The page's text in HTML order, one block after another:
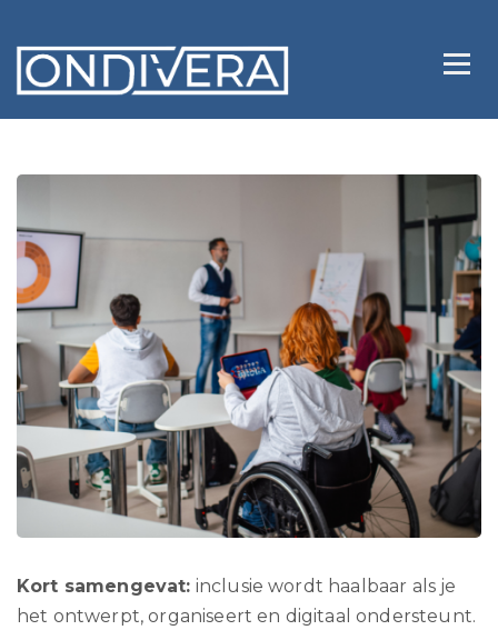
Kort samengevat: inclusie wordt haalbaar als je
het ontwerpt, organiseert en digitaal ondersteunt.